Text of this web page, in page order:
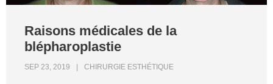
Raisons médicales de la
blépharoplastie
SEP 23, 2019 CHIRURGIE ESTHÉTIQUE